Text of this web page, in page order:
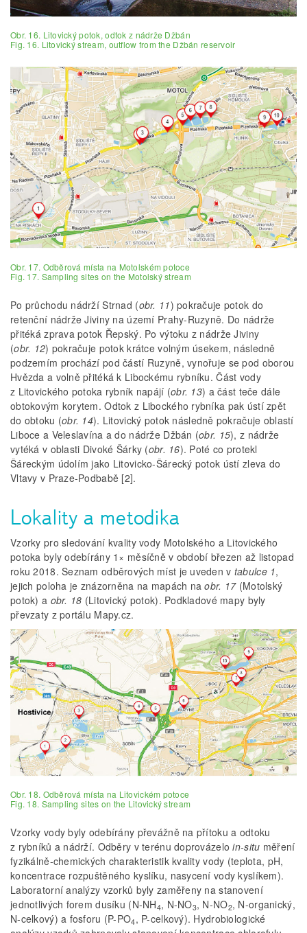
Obr. 16. Litovický potok, odtok z nádrže Džbán
Fig. 16. Litovický stream, outflow from the Džbán reservoir
Obr. 17. Odběrová místa na Motolském potoce
Fig. 17. Sampling sites on the Motolský stream
Po průchodu nádrží Strnad (obr. 11) pokračuje potok do
retenční nádrže Jiviny na území Prahy-Ruzyně. Do nádrže
přitéká zprava potok Řepský. Po výtoku z nádrže Jiviny
(obr. 12) pokračuje potok krátce volným úsekem, následně
podzemím prochází pod částí Ruzyně, vynořuje se pod oborou
Hvězda a volně přitéká k Libockému rybníku. Část vody
z Litovického potoka rybník napájí (obr. 13) a část teče dále
obtokovým korytem. Odtok z Libockého rybníka pak ústí zpět
do obtoku (obr. 14). Litovický potok následně pokračuje oblastí
Liboce a Veleslavína a do nádrže Džbán (obr. 15), z nádrže
vytéká v oblasti Divoké Šárky (obr. 16). Poté co protekl
Šáreckým údolím jako Litovicko-Šárecký potok ústí zleva do
Vltavy v Praze-Podbabě [2].
Lokality a metodika
Vzorky pro sledování kvality vody Motolského a Litovického
potoka byly odebírány 1× měsíčně v období březen až listopad
roku 2018. Seznam odběrových míst je uveden v tabulce 1,
jejich poloha je znázorněna na mapách naobr. 17(Motolský
potok) a obr. 18 (Litovický potok). Podkladové mapy byly
převzaty z portálu Mapy.cz.
Obr. 18. Odběrová místa na Litovickém potoce
Fig. 18. Sampling sites on the Litovický stream
Vzorky vody byly odebírány převážně na přítoku a odtoku
z rybníků a nádrží. Odběry v terénu doprovázeloin-situ měření
fyzikálně-chemických charakteristik kvality vody (teplota, pH,
koncentrace rozpuštěného kyslíku, nasycení vody kyslíkem).
Laboratorní analýzy vzorků byly zaměřeny na stanovení
jednotlivých forem dusíku (N-NH4, N-NO3, N-NO2, N-organický,
N-celkový) a fosforu (P-PO4, P-celkový). Hydrobiologické